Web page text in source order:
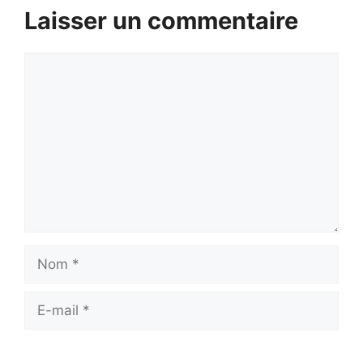
Laisser un commentaire
mail